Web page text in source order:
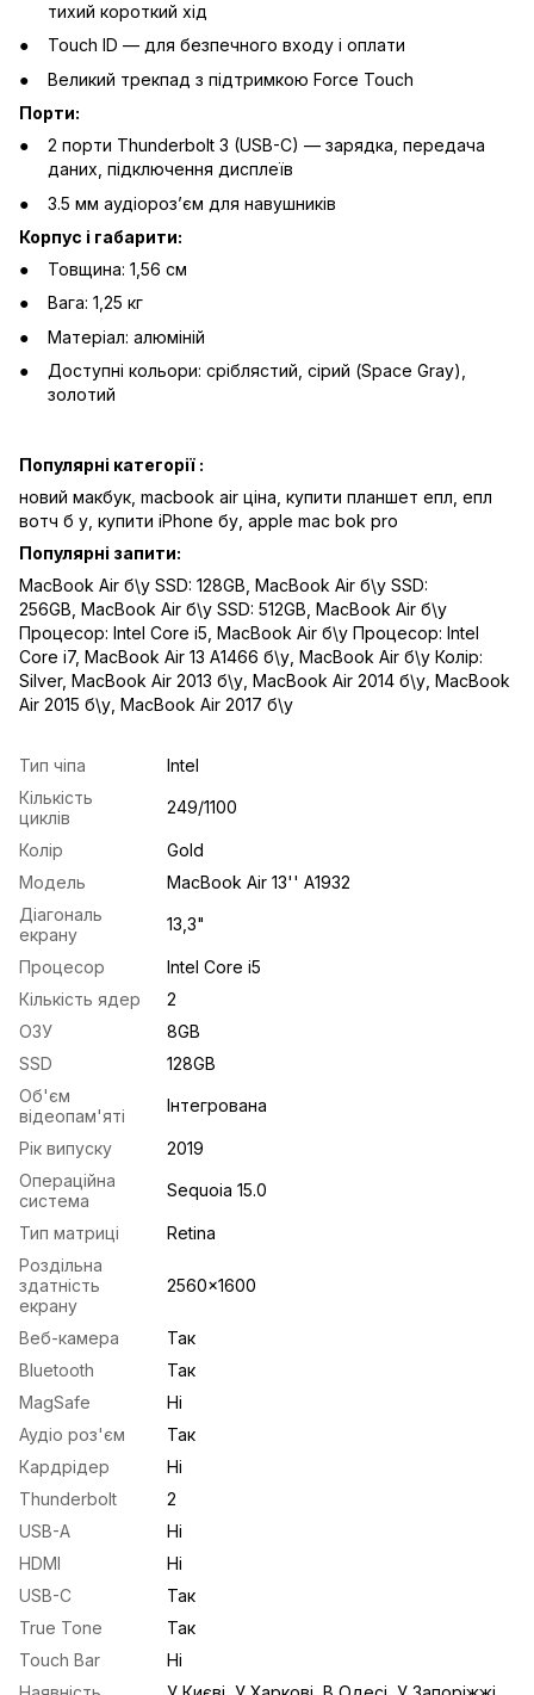
тихий короткий хід
Touch ID — для безпечного входу і оплати
Великий трекпад з підтримкою Force Touch
Порти:
2 порти Thunderbolt 3 (USB-C) — зарядка, передача
даних, підключення дисплеїв
3.5 мм аудіорозʼєм для навушників
Корпус і габарити:
Товщина: 1,56 см
Вага: 1,25 кг
Матеріал: алюміній
Доступні кольори: сріблястий, сірий (Space Gray),
золотий
Популярні категорії :
новий макбук, macbook air ціна, купити планшет епл, епл
вотч б у, купити iPhone бу, apple mac bok pro
Популярні запити:
MacBook Air б\у SSD: 128GB MacBook Air б\у SSD:
256GB MacBook Air б\у SSD: 512GB MacBook Air б\у
Процесор: Intel Core i5 MacBook Air б\у Процесор: Intel
Core i7, MacBook Air 13 A1466 б\у MacBook Air б\у Колір:
Silver, MacBook Air 2013 б\у MacBook Air 2014 б\у MacBook
Air 2015 б\у MacBook Air 2017 б\у
Тип чіпа
Intel
Кількість
циклів
249/1100
Колір
Gold
Модель
MacBook Air 13'' A1932
Діагональ
екрану
13,3"
Процесор
Intel Core i5
Кількість ядер
2
ОЗУ
8GB
SSD
128GB
Об'єм
відеопам'яті
Інтегрована
Рік випуску
2019
Операційна
система
Sequoia 15.0
Тип матриці
Retina
Роздільна
здатність
екрану
2560x1600
Веб-камера
Так
Bluetooth
Так
MagSafe
Ні
Аудіо роз'єм
Так
Кардрідер
Ні
Thunderbolt
2
USB-A
Ні
HDMI
Ні
USB-С
Так
True Tone
Так
Touch Bar
Ні